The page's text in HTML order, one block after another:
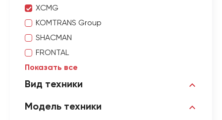
XCMG
KOMTRANS Group
SHACMAN
FRONTAL
Показать все
Вид техники
Модель техники